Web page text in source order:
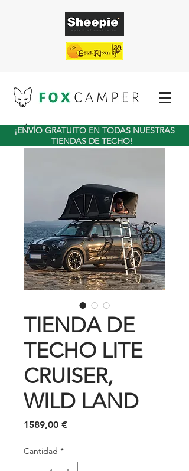
¡ENVÍO GRATUITO EN TODAS NUESTRAS
TIENDAS DE TECHO!
TIENDA DE
TECHO LITE
CRUISER,
WILD LAND
1589,00 €
Cantidad *